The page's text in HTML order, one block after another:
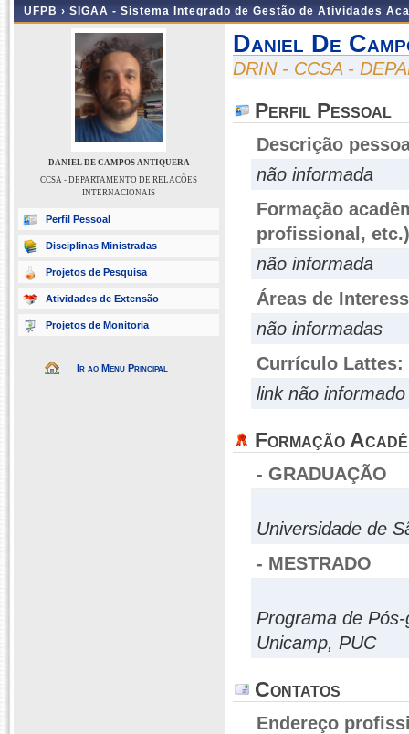
UFPB › SIGAA - Sistema Integrado de Gestão de Atividades
DANIEL DE CAMPOS ANTIQUERA
CCSA - DEPARTAMENTO DE RELACÕES
INTERNACIONAIS
Perfil Pessoal
Disciplinas Ministradas
Projetos de Pesquisa
Atividades de Extensão
Projetos de Monitoria
Ir ao Menu Principal
Daniel De
DRIN - CCSA -
Perfil Pessoal
Descrição
não informada
Formação
profissional, etc.)
não informada
Áreas de
não informadas
Currículo Lattes:
link não informado
Formação
- GRADUAÇÃO
Universidade de
- MESTRADO
Programa de
Unicamp, PUC
Contatos
Endereço